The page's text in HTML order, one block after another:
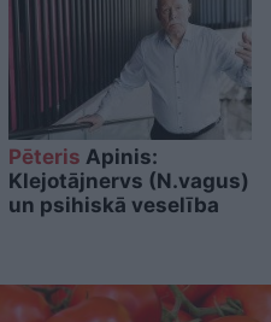
Pēteris Apinis:
Klejotājnervs (N.vagus)
un psihiskā veselība